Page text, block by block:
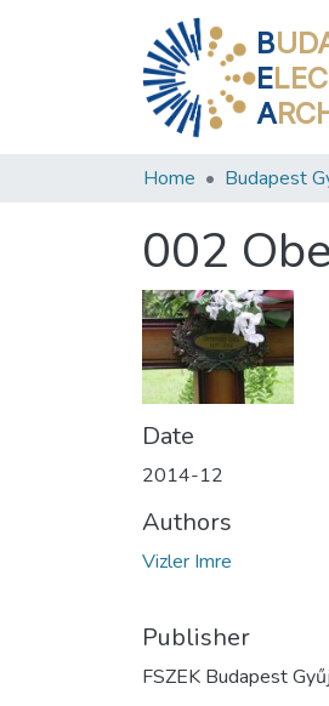
B
E
A
Home Budapest
002
Date
2014-12
Authors
Vizler Imre
Publisher
FSZEK Budapest